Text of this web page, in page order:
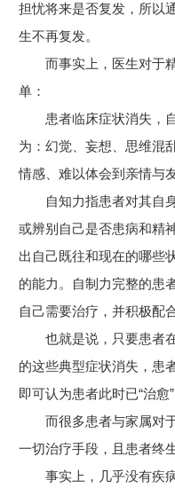
担忧将来是否复发，所以
生不再复发。
而事实上，医生对于精
单：
患者临床症状消失，自
为：幻觉、妄想、思维混
情感、难以体会到亲情与
自知力指患者对其自身
或辨别自己是否患病和精
出自己既往和现在的哪些
的能力。自制力完整的患
自己需要治疗，并积极配
也就是说，只要患者在
的这些典型症状消失，患
即可认为患者此时已“治愈”
而很多患者与家属对于
一切治疗手段，且患者终
事实上，几乎没有疾病